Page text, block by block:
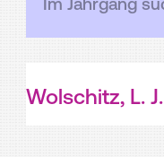
Wolschitz, L. J.